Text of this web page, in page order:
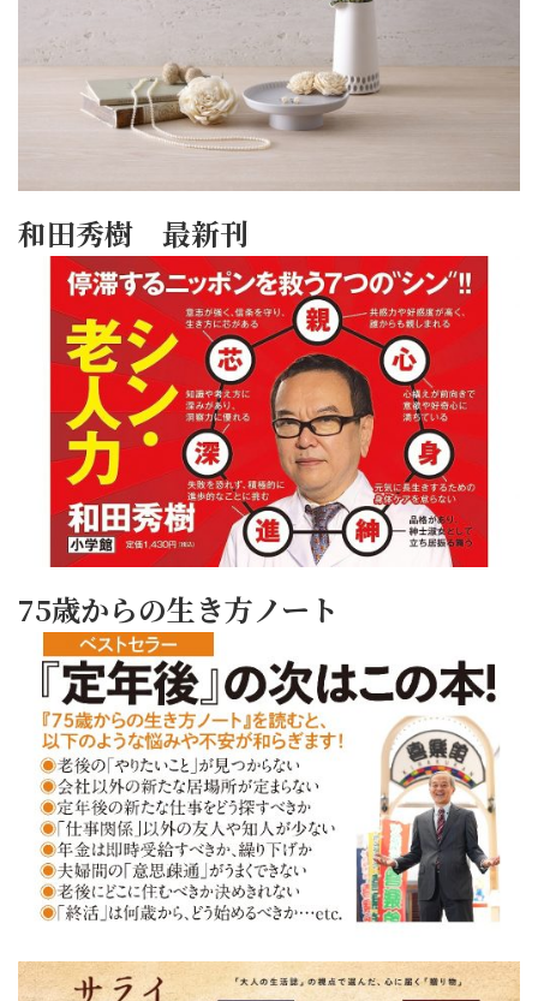
和田秀樹 最新刊
75歳からの生き方ノート